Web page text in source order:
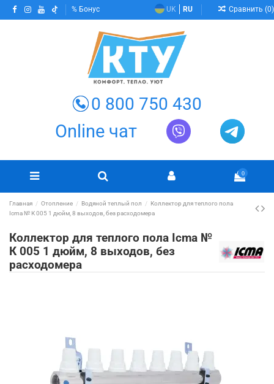
Бонус UK RU Сравнить (0)
0 800 750 430
Online чат
0
Главная Отопление Водяной теплый пол
Коллектор для теплого пола
Icma № К 005 1 дюйм, 8 выходов, без расходомера
Коллектор для теплого пола Icma №
К 005 1 дюйм, 8 выходов, без
расходомера